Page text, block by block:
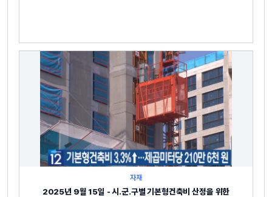
자재
2025년 9월 15일 - 시․군․구별 기본형건축비 산정을 위한